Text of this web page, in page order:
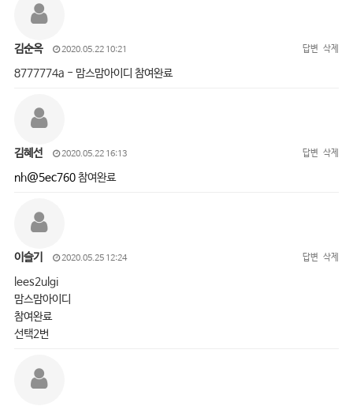
김순옥 2020.05.22 10:21 답변 삭제
8777774a - 맘스맘아이디 참여완료
김혜선 2020.05.22 16:13 답변 삭제
nh@5ec760참여완료
이슬기 2020.05.25 12:24 답변 삭제
lees2ulgi
맘스맘아이디
참여완료
선택2번